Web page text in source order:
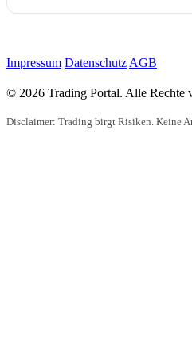
Impressum Datenschutz AGB
© 2026 Trading Portal. Alle Rechte
Disclaimer: Trading birgt Risiken. Keine